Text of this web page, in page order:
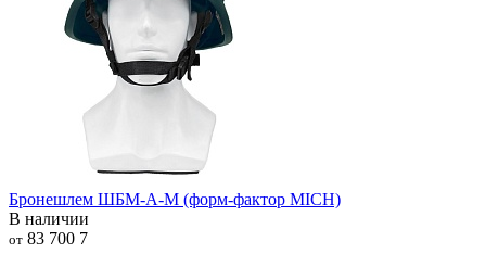
Бронешлем ШБМ-А-М (форм-фактор MICH)
В наличии
от 83 700 7